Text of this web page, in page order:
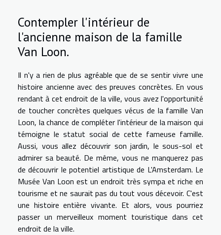
Contempler l'intérieur de
l'ancienne maison de la famille
Van Loon.
Il n'y a rien de plus agréable que de se sentir vivre une
histoire ancienne avec des preuves concrètes. En vous
rendant à cet endroit de la ville, vous avez l'opportunité
de toucher concrètes quelques vécus de la famille Van
Loon, la chance de compléter l'intérieur de la maison qui
témoigne le statut social de cette fameuse famille.
Aussi, vous allez découvrir son jardin, le sous-sol et
admirer sa beauté. De même, vous ne manquerez pas
de découvrir le potentiel artistique de L'Amsterdam. Le
Musée Van Loon est un endroit très sympa et riche en
tourisme et ne saurait pas du tout vous décevoir. C'est
une histoire entière vivante. Et alors, vous pourriez
passer un merveilleux moment touristique dans cet
endroit de la ville.